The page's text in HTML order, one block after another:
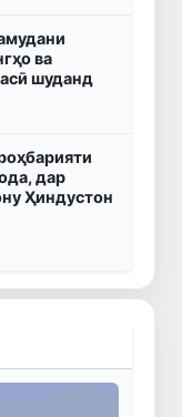
ва
шуданд
дар
Ҳиндустон